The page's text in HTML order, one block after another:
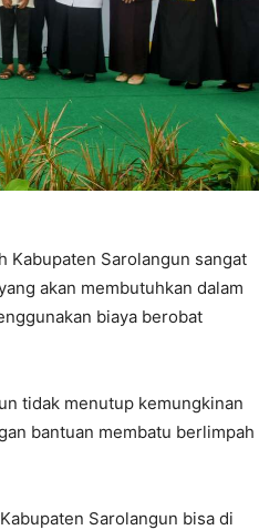
Kabupaten Sarolangun sangat
akan membutuhkan dalam
biaya berobat
tidak menutup kemungkinan
bantuan membatu berlimpah
Sarolangun bisa di